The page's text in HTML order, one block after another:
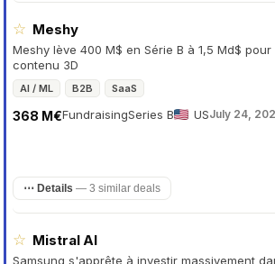
☆ Meshy
Meshy lève 400 M$ en Série B à 1,5 Md$
contenu 3D
AI / ML B2B SaaS
Fundraising
368 M€ Series B USJuly 24,
⋯ Details — 3 similar deals
☆ Mistral AI
Samsung s'apprête à investir massivement